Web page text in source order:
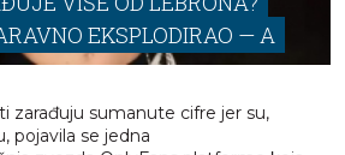
VIŠE OD LEBRONA?
EKSPLODIRAO — A